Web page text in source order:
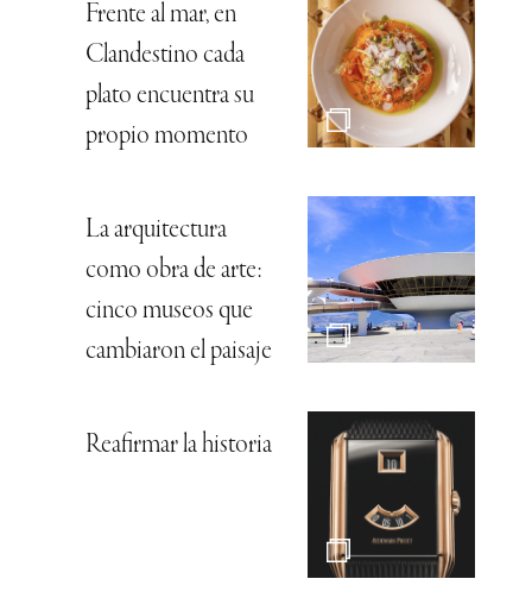
Frente al mar, en
Clandestino cada
plato encuentra su
propio momento
La arquitectura
como obra de arte:
cinco museos que
cambiaron el paisaje
Reafirmar la historia